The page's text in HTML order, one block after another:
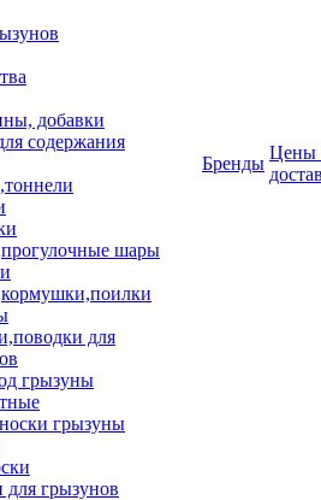
добавки
содержания
шары
для
грызуны
грызуны
грызунов
Бренды
Цены